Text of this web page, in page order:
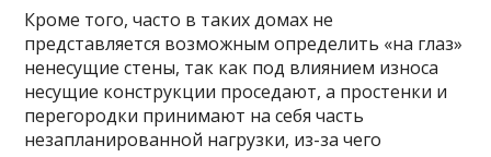
Кроме того, часто в таких домах не
представляется возможным определить «на глаз»
ненесущие стены, так как под влиянием износа
несущие конструкции проседают, а простенки и
перегородки принимают на себя часть
незапланированной нагрузки, из-за чего